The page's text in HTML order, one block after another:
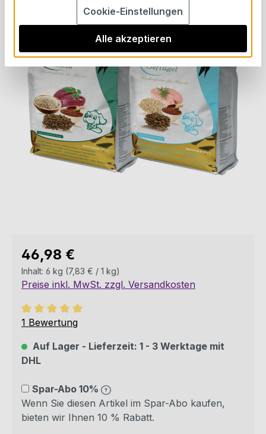
Regulärer Preis:
46,98 €
Inhalt: 6 kg (7,83 € / 1 kg)
Preise inkl. MwSt. zzgl. Versandkosten
Durchschnittliche Bewertung von 5 von 5 Sternen
1 Bewertung
Auf Lager - Lieferzeit: 1 - 3 Werktage mit
DHL
Spar-Abo 10%
Wenn Sie diesen Artikel im Spar-Abo kaufen,
bieten wir Ihnen 10 % Rabatt.
Cookie-Einstellungen
Alle akzeptieren